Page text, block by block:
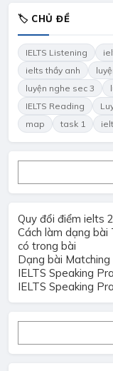
🏷 CHỦ ĐỀ
IELTS Listening
ielts thầy anh
luyện nghe sec 3
IELTS Reading
map
task 1
Quy đổi điểm ielts
Cách làm dạng bài
có trong bài
Dạng bài
IELTS Speaking
IELTS Speaking